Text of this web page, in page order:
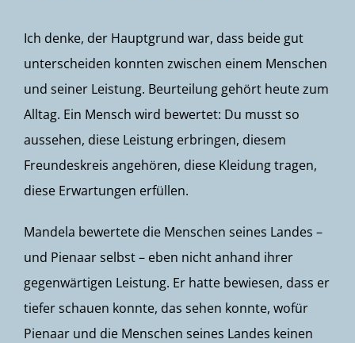
Ich denke, der Hauptgrund war, dass beide gut
unterscheiden konnten zwischen einem Menschen
und seiner Leistung. Beurteilung gehört heute zum
Alltag. Ein Mensch wird bewertet: Du musst so
aussehen, diese Leistung erbringen, diesem
Freundeskreis angehören, diese Kleidung tragen,
diese Erwartungen erfüllen.
Mandela bewertete die Menschen seines Landes –
und Pienaar selbst – eben nicht anhand ihrer
gegenwärtigen Leistung. Er hatte bewiesen, dass er
tiefer schauen konnte, das sehen konnte, wofür
Pienaar und die Menschen seines Landes keinen